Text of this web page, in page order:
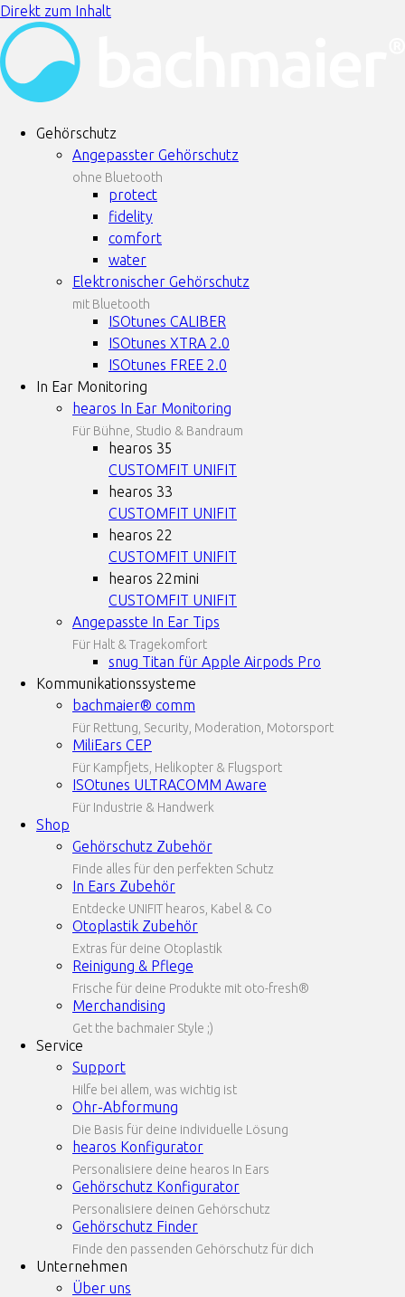
Direkt zum Inhalt
Gehörschutz
Angepasster Gehörschutz
ohne Bluetooth
protect
fidelity
comfort
water
Elektronischer Gehörschutz
mit Bluetooth
ISOtunes CALIBER
ISOtunes XTRA 2.0
ISOtunes FREE 2.0
In Ear Monitoring
hearos In Ear Monitoring
Für Bühne, Studio & Bandraum
hearos 35
CUSTOMFIT UNIFIT
hearos 33
CUSTOMFIT UNIFIT
hearos 22
CUSTOMFIT UNIFIT
hearos 22mini
CUSTOMFIT UNIFIT
Angepasste In Ear Tips
Für Halt & Tragekomfort
snug Titan für Apple Airpods Pro
Kommunikationssysteme
bachmaier® comm
Für Rettung, Security, Moderation, Motorsport
MiliEars CEP
Für Kampfjets, Helikopter & Flugsport
ISOtunes ULTRACOMM Aware
Für Industrie & Handwerk
Shop
Gehörschutz Zubehör
Finde alles für den perfekten Schutz
In Ears Zubehör
Entdecke UNIFIT hearos, Kabel & Co
Otoplastik Zubehör
Extras für deine Otoplastik
Reinigung & Pflege
Frische für deine Produkte mit oto-fresh®
Merchandising
Get the bachmaier Style ;)
Service
Support
Hilfe bei allem, was wichtig ist
Ohr-Abformung
Die Basis für deine individuelle Lösung
hearos Konfigurator
Personalisiere deine hearos In Ears
Gehörschutz Konfigurator
Personalisiere deinen Gehörschutz
Gehörschutz Finder
Finde den passenden Gehörschutz für dich
Unternehmen
Über uns